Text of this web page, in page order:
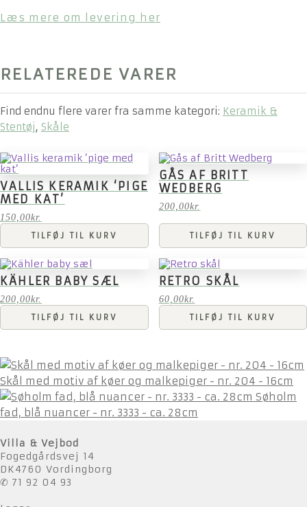
Læs mere om levering her
RELATEREDE VARER
Find endnu flere varer fra samme kategori: Keramik &
Stentøj, Skåle
VALLIS KERAMIK ‘PIGE
MED KAT’
150,00kr.
TILFØJ TIL KURV
GÅS AF BRITT
WEDBERG
200,00kr.
TILFØJ TIL KURV
KÄHLER BABY SÆL
200,00kr.
TILFØJ TIL KURV
RETRO SKÅL
60,00kr.
TILFØJ TIL KURV
Skål med motiv af køer og malkepiger - nr. 204 - 16cm
Søholm
fad, blå nuancer - nr. 3333 - ca. 28cm
Villa & Vejbod
Fogedgårdsvej 14
DK4760 Vordingborg
✆ 71 92 04 93